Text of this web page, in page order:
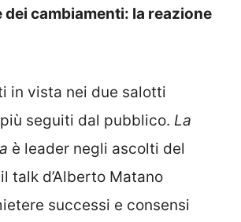
dei cambiamenti: la reazione
in vista nei due salotti
seguiti dal pubblico. La
è leader negli ascolti del
talk d’Alberto Matano
successi e consensi